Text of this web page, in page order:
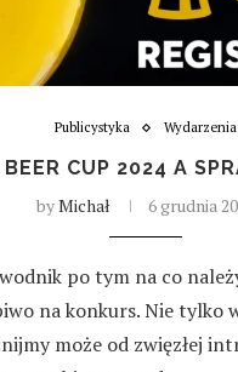
Publicystyka Wydarzenia
CUP 2024 A
byMichał 6 grudnia
po tym na co
na konkurs. Nie tylko
może od zwięzłej